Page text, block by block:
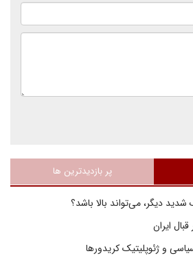
پر بازدیدترین ها
دیگر، می‌تواند بالا باشد؟
ایران
و ژئوپلیتیک کریدورها